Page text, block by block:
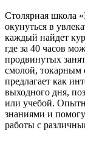
Столярная школа
окунуться в
каждый найдет
где за 40 часов
продвинутых
смолой, токарным
предлагает как
выходного дня,
или учебой.
знаниями и
работы с